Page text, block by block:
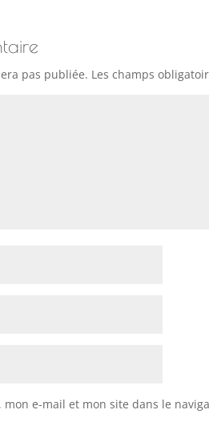
pas publiée. Les champs
mon e-mail et mon site dans le